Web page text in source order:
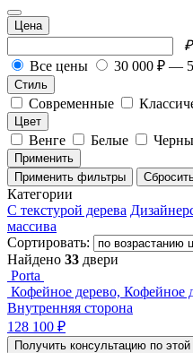
Цена
₽
Все цены
30 000 ₽ —
Стиль
Современные
Цвет
Венге Белые
Применить
Применить фильтры
Категории
С текстурой дерева
массива
Сортировать:
Найдено 33 двери
Porta
Кофейное дерево, Кофейное
Внутренняя сторона
128 100 ₽
Получить консультацию по